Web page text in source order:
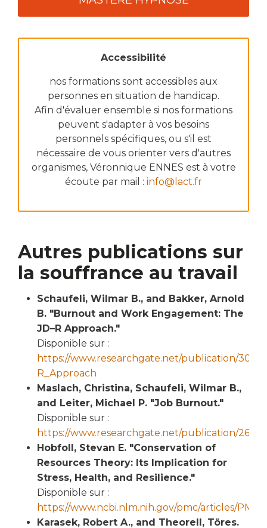
Accessibilité
nos formations sont accessibles aux
personnes en situation de handicap.
Afin d'évaluer ensemble si nos formations
peuvent s'adapter à vos besoins
personnels spécifiques, ou s'il est
nécessaire de vous orienter vers d'autres
organismes, Véronnique ENNES est à votre
écoute par mail : info@lact.fr
Autres publications sur
la souffrance au travail
Schaufeli, Wilmar B., and Bakker, Arnold
B. "Burnout and Work Engagement: The
JD–R Approach."
Disponible sur :
https://www.researchgate.net/publication/
R_Approach
Maslach, Christina, Schaufeli, Wilmar B.,
and Leiter, Michael P. "Job Burnout."
Disponible sur :
https://www.researchgate.net/publication/
Hobfoll, Stevan E. "Conservation of
Resources Theory: Its Implication for
Stress, Health, and Resilience."
Disponible sur :
https://www.ncbi.nlm.nih.gov/pmc/articles/
Karasek, Robert A., and Theorell, Töres.